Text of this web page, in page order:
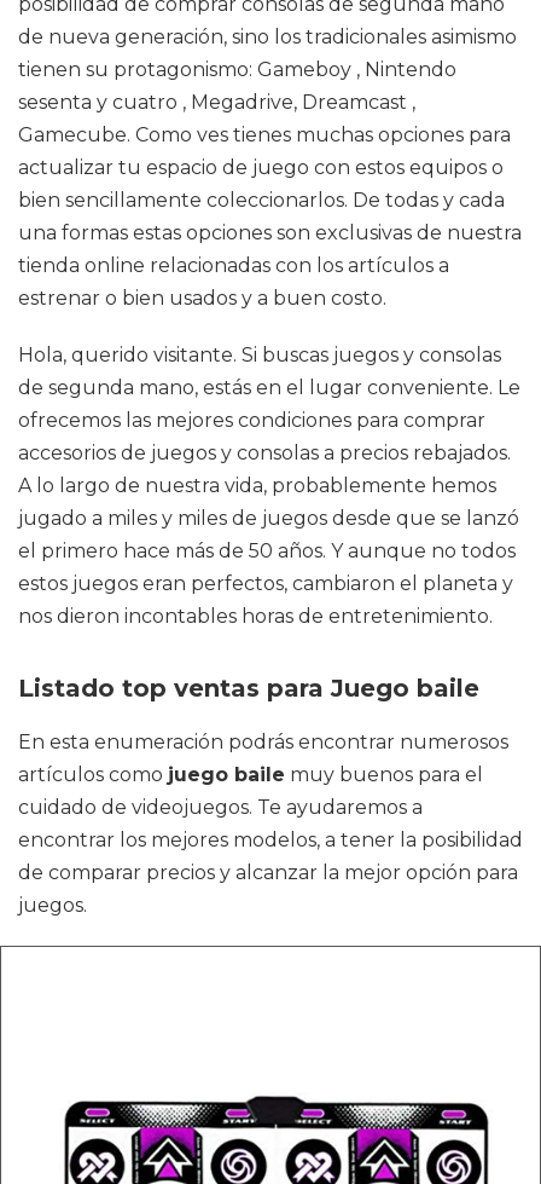
de nueva generación, sino los tradicionales asimismo
tienen su protagonismo: Gameboy , Nintendo
sesenta y cuatro , Megadrive, Dreamcast ,
Gamecube. Como ves tienes muchas opciones para
actualizar tu espacio de juego con estos equipos o
bien sencillamente coleccionarlos. De todas y cada
una formas estas opciones son exclusivas de nuestra
tienda online relacionadas con los artículos a
estrenar o bien usados y a buen costo.
Hola, querido visitante. Si buscas juegos y consolas
de segunda mano, estás en el lugar conveniente. Le
ofrecemos las mejores condiciones para comprar
accesorios de juegos y consolas a precios rebajados.
A lo largo de nuestra vida, probablemente hemos
jugado a miles y miles de juegos desde que se lanzó
el primero hace más de 50 años. Y aunque no todos
estos juegos eran perfectos, cambiaron el planeta y
nos dieron incontables horas de entretenimiento.
Listado top ventas para Juego baile
En esta enumeración podrás encontrar numerosos
artículos como juego baile muy buenos para el
cuidado de videojuegos. Te ayudaremos a
encontrar los mejores modelos, a tener la posibilidad
de comparar precios y alcanzar la mejor opción para
juegos.